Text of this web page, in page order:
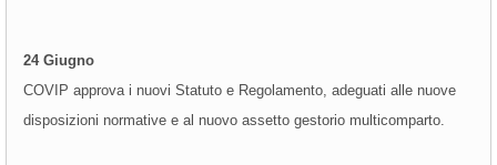
24 Giugno
COVIP approva i nuovi Statuto e Regolamento, adeguati alle nuove
disposizioni normative e al nuovo assetto gestorio multicomparto.